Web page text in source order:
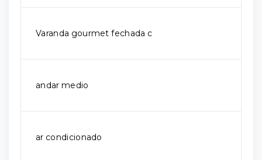
Varanda gourmet fechada c
andar medio
ar condicionado